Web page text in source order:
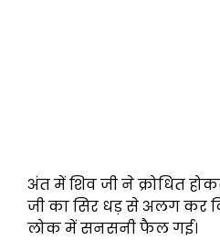
अंत में शिव जी ने क्रोधित
जी का सिर धड़ से अलग कर
लोक में सनसनी फैल गई।